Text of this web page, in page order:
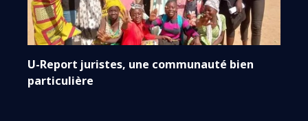
U-Report juristes, une communauté bien
particulière